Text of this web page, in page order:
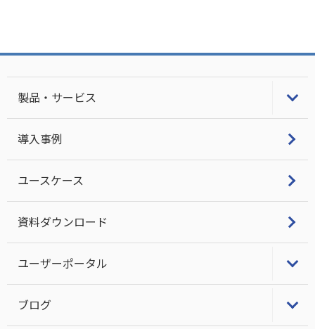
製品・サービス
LINBITクラスタスタック・サポート
導入事例
ユースケース
資料ダウンロード
ユーザーポータル
ブログ